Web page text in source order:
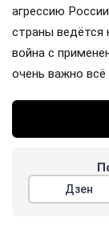
агрессию
страны ведётся
война с
очень важно
Дзен